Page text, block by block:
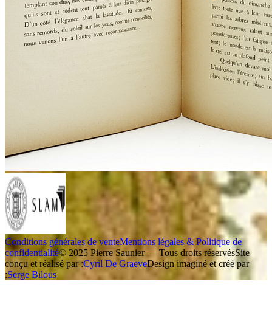
Conditions générales de venteMentions légales & Politique de
confidentialité© 2025 Pierre Saunier — Tous droits réservésSite
conçu et réalisé par :Cyril De GraeveDesign imaginé et créé par
:Serge Bilous